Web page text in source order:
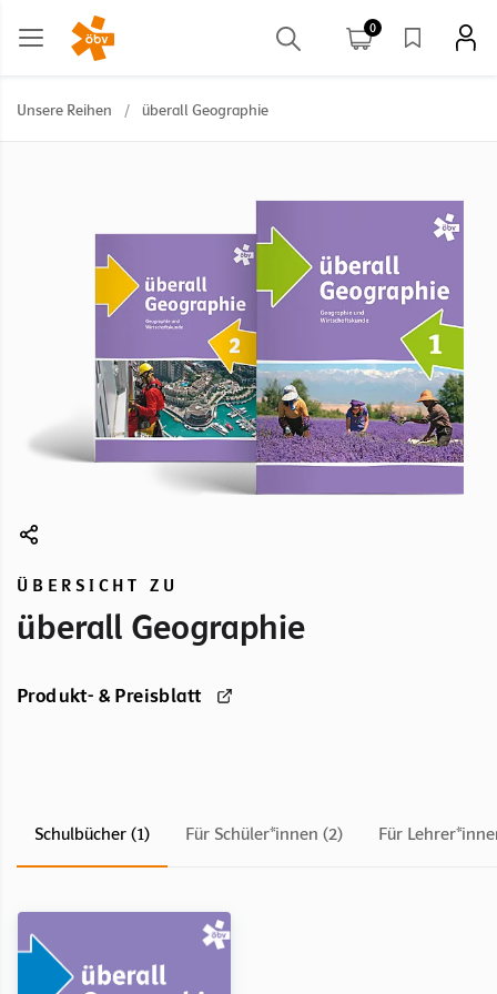
0
Unsere Reihen / überall Geographie
ÜBERSICHT ZU
überall Geographie
Produkt- & Preisblatt
Schulbücher (1) Für Schüler*innen (2) Für